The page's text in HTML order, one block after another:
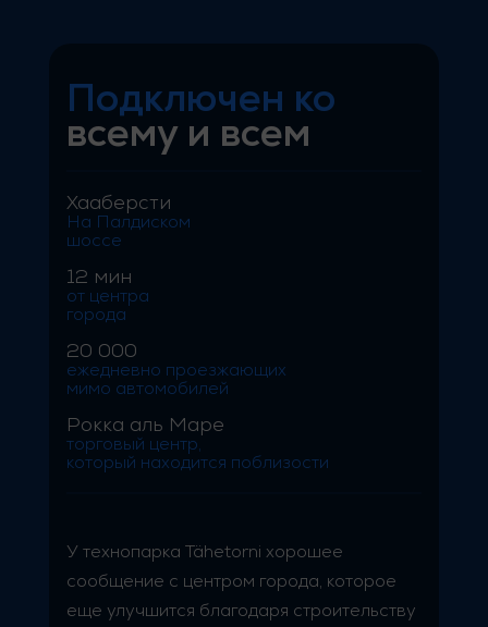
Подключен ко
всему и всем
Хааберсти
На Палдиском
шоссе
12 мин
от центра
города
20 000
ежедневно проезжающих
мимо автомобилей
Рокка аль Маре
торговый центр,
который находится поблизости
У технопарка Tähetorni хорошее
сообщение с центром города, которое
еще улучшится благодаря строительству